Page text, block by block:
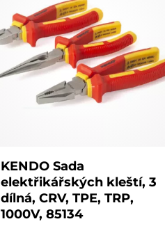
KENDO Sada
elektřikářských kleští, 3
dílná, CRV, TPE, TRP,
1000V, 85134